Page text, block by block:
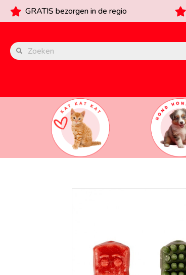
GRATIS bezorgen in de regio